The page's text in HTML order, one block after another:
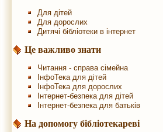
Для дітей
Для дорослих
Дитячі бібліотеки в інтернет
Це важливо знати
Читання - справа сімейна
ІнфоТека для дітей
ІнфоТека для дорослих
Інтернет-безпека для дітей
Інтернет-безпека для батьків
На допомогу бібліотекареві